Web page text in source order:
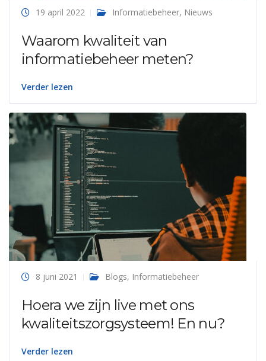
19 april 2022 Informatiebeheer, Nieuws
Waarom kwaliteit van
informatiebeheer meten?
Verder lezen
8 juni 2021 Blogs, Informatiebeheer
Hoera we zijn live met ons
kwaliteitszorgsysteem! En nu?
Verder lezen